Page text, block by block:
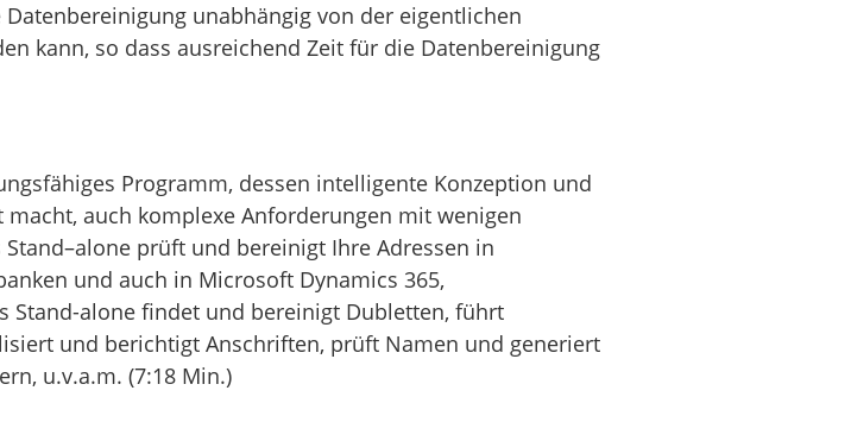
unabhängig von der eigentlichen
kann, so dass ausreichend Zeit für die Datenbereinigung
Programm, dessen intelligente Konzeption und
auch komplexe Anforderungen mit wenigen
prüft und bereinigt Ihre Adressen in
und auch in Microsoft Dynamics 365,
Stand-alone findet und bereinigt Dubletten, führt
und berichtigt Anschriften, prüft Namen und generiert
u.v.a.m. (7:18 Min.)